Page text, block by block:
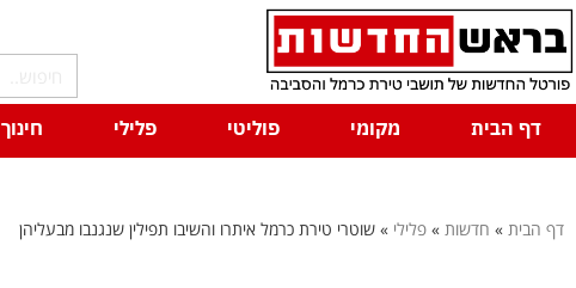
דף הבית
מקומי פוליטי פלילי חינוך
דף הבית » חדשות » פלילי » שוטרי טירת כרמל איתרו והשיבו תפילין שנגנבו מבעליהן